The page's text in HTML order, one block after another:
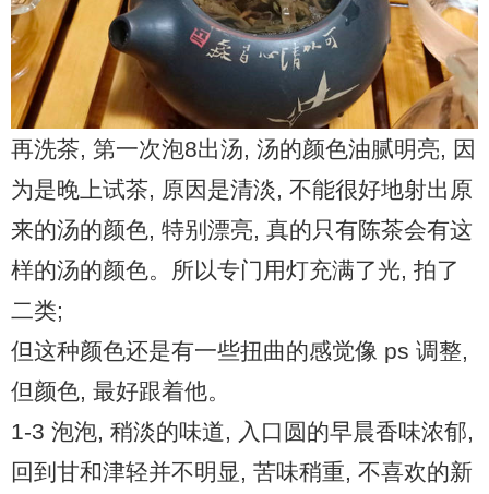
再洗茶, 第一次泡8出汤, 汤的颜色油腻明亮, 因
为是晚上试茶, 原因是清淡, 不能很好地射出原
来的汤的颜色, 特别漂亮, 真的只有陈茶会有这
样的汤的颜色。所以专门用灯充满了光, 拍了
二类;
但这种颜色还是有一些扭曲的感觉像 ps 调整,
但颜色, 最好跟着他。
1-3 泡泡, 稍淡的味道, 入口圆的早晨香味浓郁,
回到甘和津轻并不明显, 苦味稍重, 不喜欢的新